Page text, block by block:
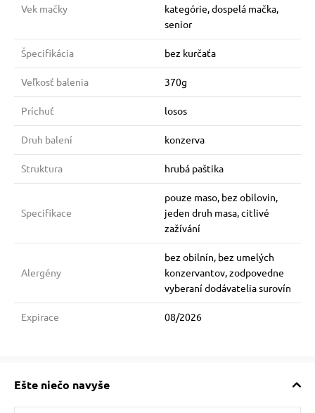
Vek mačky
kategórie, dospelá mačka,
senior
Špecifikácia bez kurčaťa
Veľkosť balenia 370g
Príchuť losos
Druh balení konzerva
Struktura hrubá paštika
Specifikace
pouze maso, bez obilovin,
jeden druh masa, citlivé
zažívání
Alergény
bez obilnín, bez umelých
konzervantov, zodpovedne
vyberaní dodávatelia surovín
Expirace 08/2026
Ešte niečo navyše